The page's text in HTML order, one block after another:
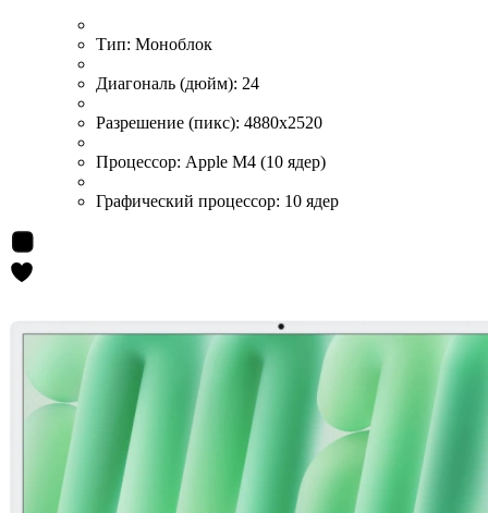
Тип: Моноблок
Диагональ (дюйм): 24
Разрешение (пикс): 4880x2520
Процессор: Apple M4 (10 ядер)
Графический процессор: 10 ядер